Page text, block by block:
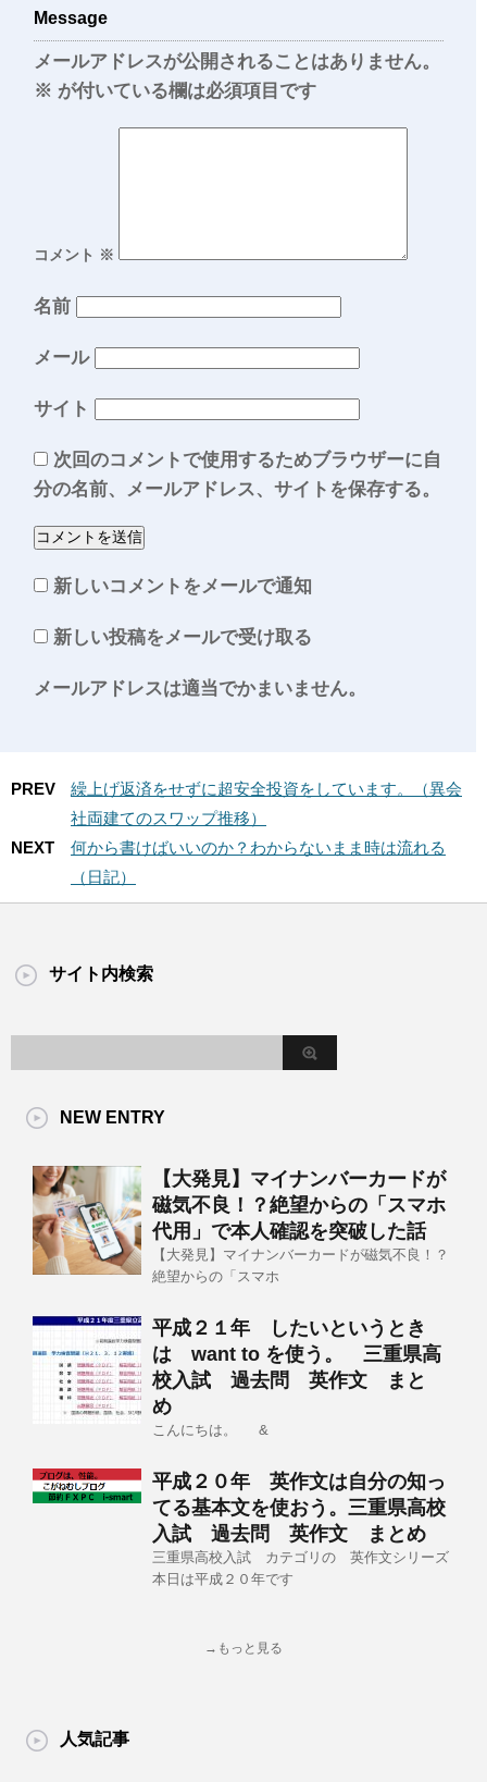
Message
メールアドレスが公開されることはありません。
※ が付いている欄は必須項目です
コメント ※
名前
メール
サイト
次回のコメントで使用するためブラウザーに自
分の名前、メールアドレス、サイトを保存する。
新しいコメントをメールで通知
新しい投稿をメールで受け取る
メールアドレスは適当でかまいません。
PREV
繰上げ返済をせずに超安全投資をしています。（異会
社両建てのスワップ推移）
NEXT
何から書けばいいのか？わからないまま時は流れる
（日記）
サイト内検索
NEW ENTRY
【大発見】マイナンバーカードが
磁気不良！？絶望からの「スマホ
代用」で本人確認を突破した話
【大発見】マイナンバーカードが磁気不良！？
絶望からの「スマホ
平成２１年 したいというとき
は want to を使う。 三重県高
校入試 過去問 英作文 まと
め
こんにちは。 &
平成２０年 英作文は自分の知っ
てる基本文を使おう。三重県高校
入試 過去問 英作文 まとめ
三重県高校入試 カテゴリの 英作文シリーズ
本日は平成２０年です
→もっと見る
人気記事